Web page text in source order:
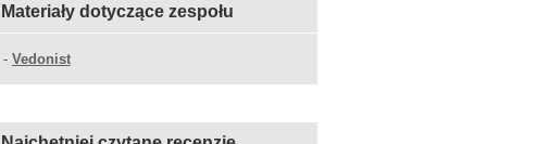
Materiały dotyczące zespołu
- Vedonist